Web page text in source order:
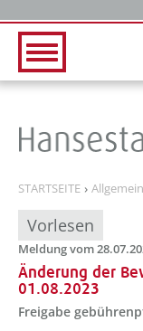
STARTSEITE
Vorlesen
Meldung vom
Änderung der
01.08.2023
Freigabe